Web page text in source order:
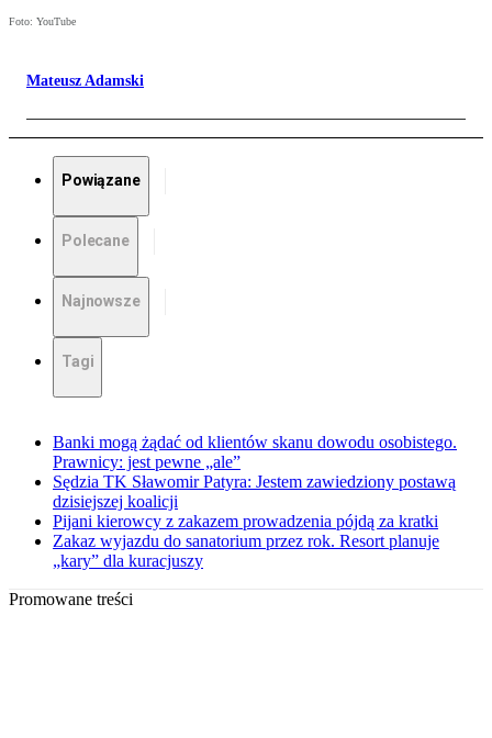
Foto: YouTube
Mateusz Adamski
Powiązane
Polecane
Najnowsze
Tagi
Banki mogą żądać od klientów skanu dowodu osobistego.
Prawnicy: jest pewne „ale”
Sędzia TK Sławomir Patyra: Jestem zawiedziony postawą
dzisiejszej koalicji
Pijani kierowcy z zakazem prowadzenia pójdą za kratki
Zakaz wyjazdu do sanatorium przez rok. Resort planuje
„kary” dla kuracjuszy
Promowane treści